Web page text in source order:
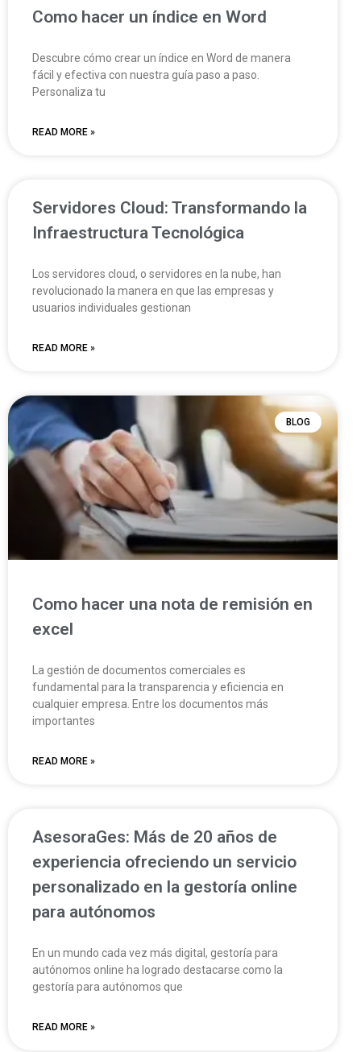
Como hacer un índice en Word
Descubre cómo crear un índice en Word de manera
fácil y efectiva con nuestra guía paso a paso.
Personaliza tu
READ MORE »
Servidores Cloud: Transformando la
Infraestructura Tecnológica
Los servidores cloud, o servidores en la nube, han
revolucionado la manera en que las empresas y
usuarios individuales gestionan
READ MORE »
BLOG
Como hacer una nota de remisión en
excel
La gestión de documentos comerciales es
fundamental para la transparencia y eficiencia en
cualquier empresa. Entre los documentos más
importantes
READ MORE »
AsesoraGes: Más de 20 años de
experiencia ofreciendo un servicio
personalizado en la gestoría online
para autónomos
En un mundo cada vez más digital, gestoría para
autónomos online ha logrado destacarse como la
gestoría para autónomos que
READ MORE »